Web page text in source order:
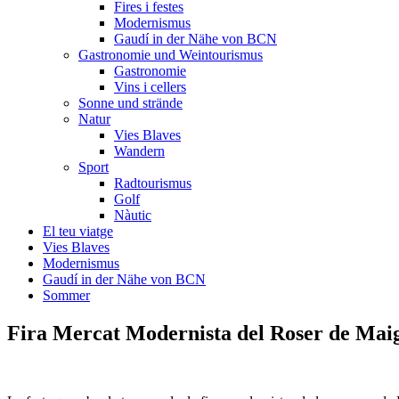
Fires i festes
Modernismus
Gaudí in der Nähe von BCN
Gastronomie und Weintourismus
Gastronomie
Vins i cellers
Sonne und strände
Natur
Vies Blaves
Wandern
Sport
Radtourismus
Golf
Nàutic
El teu viatge
Vies Blaves
Modernismus
Gaudí in der Nähe von BCN
Sommer
Fira Mercat Modernista del Roser de